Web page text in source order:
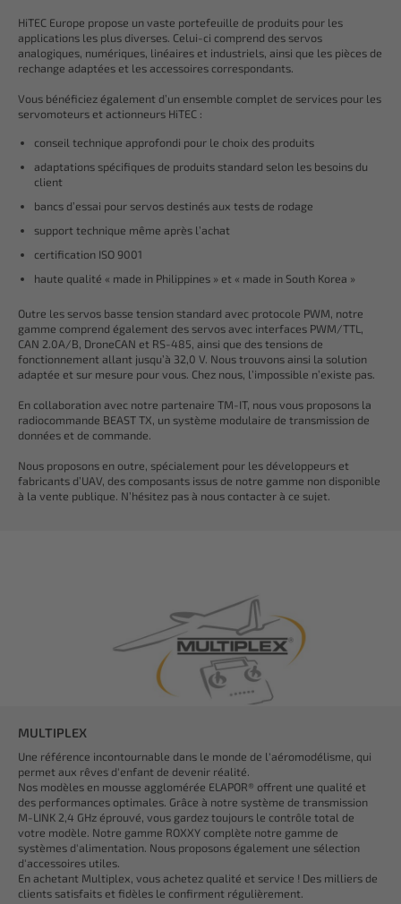
HiTEC Europe propose un vaste portefeuille de produits pour les
applications les plus diverses. Celui-ci comprend des servos
analogiques, numériques, linéaires et industriels, ainsi que les pièces de
rechange adaptées et les accessoires correspondants.
Vous bénéficiez également d’un ensemble complet de services pour les
servomoteurs et actionneurs HiTEC :
conseil technique approfondi pour le choix des produits
adaptations spécifiques de produits standard selon les besoins du
client
bancs d’essai pour servos destinés aux tests de rodage
support technique même après l’achat
certification ISO 9001
haute qualité « made in Philippines » et « made in South Korea »
Outre les servos basse tension standard avec protocole PWM, notre
gamme comprend également des servos avec interfaces PWM/TTL,
CAN 2.0A/B, DroneCAN et RS-485, ainsi que des tensions de
fonctionnement allant jusqu’à 32,0 V. Nous trouvons ainsi la solution
adaptée et sur mesure pour vous. Chez nous, l’impossible n’existe pas.
En collaboration avec notre partenaire TM-IT, nous vous proposons la
radiocommande BEAST TX, un système modulaire de transmission de
données et de commande.
Nous proposons en outre, spécialement pour les développeurs et
fabricants d’UAV, des composants issus de notre gamme non disponible
à la vente publique. N’hésitez pas à nous contacter à ce sujet.
MULTIPLEX
Une référence incontournable dans le monde de l'aéromodélisme, qui
permet aux rêves d'enfant de devenir réalité.
Nos modèles en mousse agglomérée ELAPOR® offrent une qualité et
des performances optimales. Grâce à notre système de transmission
M-LINK 2,4 GHz éprouvé, vous gardez toujours le contrôle total de
votre modèle. Notre gamme ROXXY complète notre gamme de
systèmes d'alimentation. Nous proposons également une sélection
d'accessoires utiles.
En achetant Multiplex, vous achetez qualité et service ! Des milliers de
clients satisfaits et fidèles le confirment régulièrement.